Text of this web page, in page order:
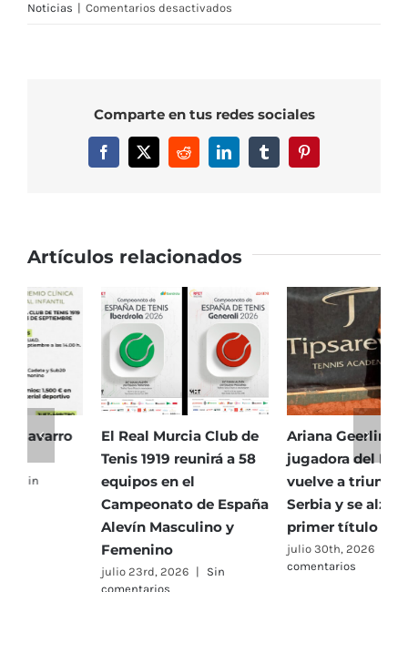
Noticias | Comentarios desactivados
–
Ciclo
Comparte en tus redes sociales
Facebook
X RedditLinkedInTumblrPinterest
Artículos relacionados
El Real Murcia Club de
Tenis 1919 reunirá a 58
equipos en el
Campeonato de España
Alevín Masculino y
julio 23rd, 2026 | Sin
Ariana Geerlings,
jugadora del RMCT,
vuelve a triunfar en
Serbia y se alza con su
primer título de 2026
julio 30th, 2026 | Sin
comentarios